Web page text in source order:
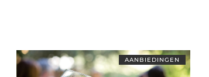
AANBIEDINGEN